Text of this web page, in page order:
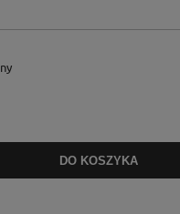
DO KOSZYKA